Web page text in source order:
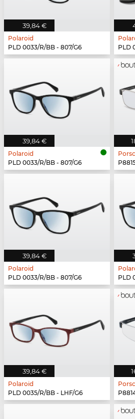
39,84 €
Polaroid
PLD 0033/R/BB - 807/G6
PLD
39,84 €
Polaroid
PLD 0033/R/BB - 807/G6
39,84 €
Polaroid
PLD 0033/R/BB - 807/G6
PLD
39,84 €
Polaroid
PLD 0035/R/BB - LHF/G6